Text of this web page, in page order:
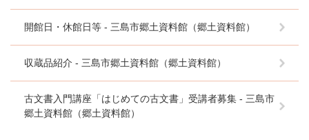
開館日・休館日等 - 三島市郷土資料館（郷土資料館）
収蔵品紹介 - 三島市郷土資料館（郷土資料館）
古文書入門講座「はじめての古文書」受講者募集 - 三島市
郷土資料館（郷土資料館）